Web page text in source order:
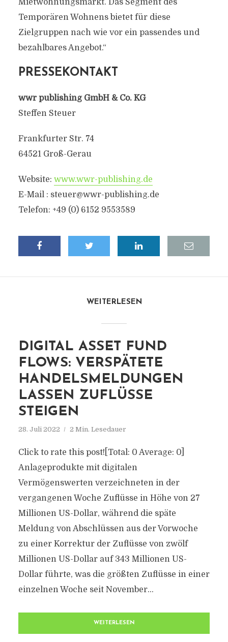
Mietwohnungsmarkt. Das Segment des
Temporären Wohnens bietet für diese
Zielgruppen nach wie vor ein passendes und
bezahlbares Angebot.“
PRESSEKONTAKT
wwr publishing GmbH & Co. KG
Steffen Steuer
Frankfurter Str. 74
64521 Groß-Gerau
Website: www.wwr-publishing.de
E-Mail : steuer@wwr-publishing.de
Telefon: +49 (0) 6152 9553589
WEITERLESEN
DIGITAL ASSET FUND
FLOWS: VERSPÄTETE
HANDELSMELDUNGEN
LASSEN ZUFLÜSSE
STEIGEN
28. Juli 2022 2 Min. Lesedauer
Click to rate this post![Total: 0 Average: 0]
Anlageprodukte mit digitalen
Vermögenswerten verzeichneten in der
vergangenen Woche Zuflüsse in Höhe von 27
Millionen US-Dollar, während die späte
Meldung von Abschlüssen aus der Vorwoche
zu einer Korrektur der Zuflüsse von zwölf
Millionen US-Dollar auf 343 Millionen US-
Dollar führte, was die größten Zuflüsse in einer
einzelnen Woche seit November...
WEITERLESEN